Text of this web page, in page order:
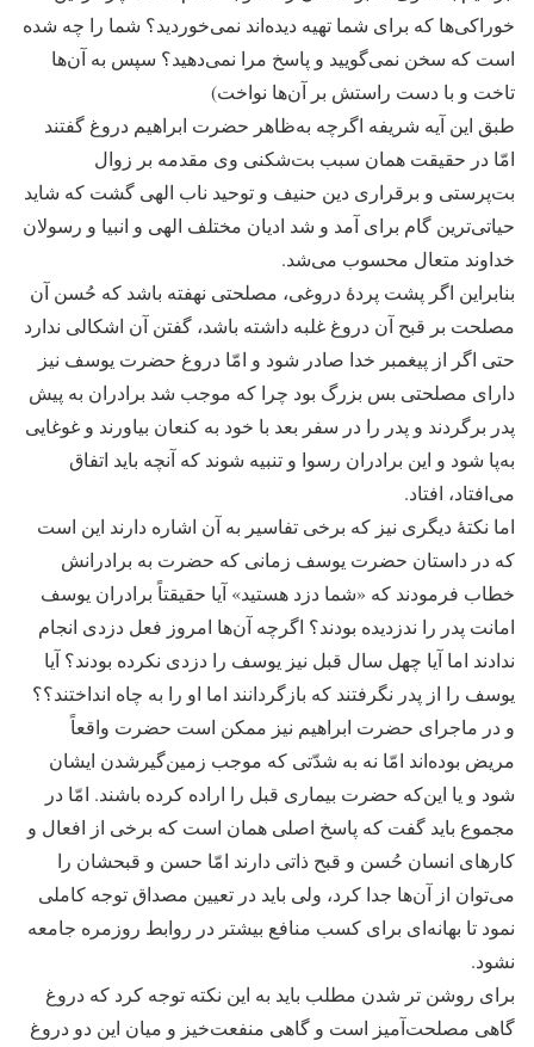
خوراکی‌ها که برای شما تهیه دیده‌اند نمی‌خوردید؟ شما را چه شده
است که سخن نمی‌گویید و پاسخ مرا نمی‌دهید؟ سپس به آن‌ها
تاخت و با دست راستش بر آن‌ها نواخت)
طبق این آیه شریفه اگرچه به‌ظاهر حضرت ابراهیم دروغ گفتند
امّا در حقیقت همان سبب بت‌شکنی وی مقدمه بر زوال
بت‌پرستی و برقراری دین حنیف و توحید ناب الهی گشت که شاید
حیاتی‌ترین گام برای آمد و شد ادیان مختلف الهی و انبیا و رسولان
خداوند متعال محسوب می‌شد.
بنابراین اگر پشت پردۀ دروغی، مصلحتی نهفته باشد که حُسن آن
مصلحت بر قبح آن دروغ غلبه داشته باشد، گفتن آن اشکالی ندارد
حتی اگر از پیغمبر خدا صادر شود و امّا دروغ حضرت یوسف نیز
دارای مصلحتی بس بزرگ بود چرا که موجب شد برادران به پیش
پدر برگردند و پدر را در سفر بعد با خود به کنعان بیاورند و غوغایی
به‌پا شود و این برادران رسوا و تنبیه شوند که آنچه باید اتفاق
می‌افتاد، افتاد.
اما نکتۀ دیگری نیز که برخی تفاسیر به آن اشاره دارند این است
که در داستان حضرت یوسف زمانی که حضرت به برادرانش
خطاب فرمودند که «شما دزد هستید» آیا حقیقتاً برادران یوسف
امانت پدر را ندزدیده بودند؟ اگرچه آن‌ها امروز فعل دزدی انجام
ندادند اما آیا چهل سال قبل نیز یوسف را دزدی نکرده بودند؟ آیا
یوسف را از پدر نگرفتند که بازگردانند اما او را به چاه انداختند؟؟
و در ماجرای حضرت ابراهیم نیز ممکن است حضرت واقعاً
مریض بوده‌اند امّا نه به شدّتی که موجب زمین‌گیرشدن ایشان
شود و یا این‌که حضرت بیماری قبل را اراده کرده باشند. امّا در
مجموع باید گفت که پاسخ اصلی همان است که برخی از افعال و
کارهای انسان حُسن و قبح ذاتی دارند امّا حسن و قبحشان را
می‌توان از آن‌ها جدا کرد، ولی باید در تعیین مصداق توجه کاملی
نمود تا بهانه‌ای برای کسب منافع بیشتر در روابط روزمره جامعه
نشود.
برای روشن تر شدن مطلب باید به این نکته توجه کرد که دروغ
گاهی مصلحت‌آمیز است و گاهی منفعت‌خیز و میان این دو دروغ